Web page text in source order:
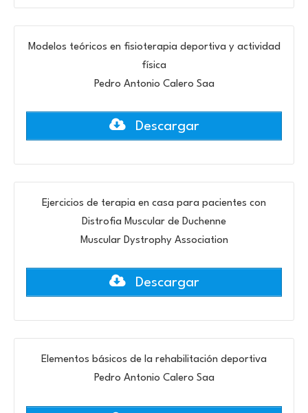
Modelos teóricos en fisioterapia deportiva y actividad
física
Pedro Antonio Calero Saa
Descargar
Ejercicios de terapia en casa para pacientes con
Distrofia Muscular de Duchenne
Muscular Dystrophy Association
Descargar
Elementos básicos de la rehabilitación deportiva
Pedro Antonio Calero Saa